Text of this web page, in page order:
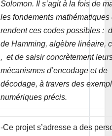
Solomon. Il s’agit à la fois de
les fondements mathématiques
rendent ces codes possibles :
de Hamming, algèbre linéaire,
, et de saisir concrètement
mécanismes d’encodage et de
décodage, à travers des
numériques précis.
-Ce projet s’adresse a des